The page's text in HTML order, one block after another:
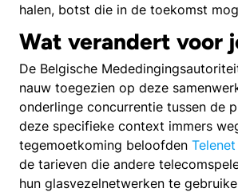
halen, botst die in de toekomst
Wat verandert voor
De Belgische
nauw toegezien op deze
onderlinge concurrentie tussen de
deze specifieke context immers
tegemoetkoming beloofden Telenet
de tarieven die andere
hun glasvezelnetwerken te